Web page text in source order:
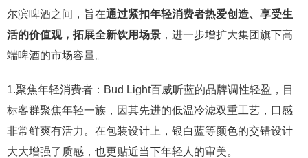
尔滨啤酒之间，旨在通过紧扣年轻消费者热爱创造、享受生
活的价值观，拓展全新饮用场景 ，进一步增扩大集团旗下高
端啤酒的市场容量。
1.聚焦年轻消费者：Bud Light百威昕蓝的品牌调性轻盈，目
标客群聚焦年轻一族，因其先进的低温冷滤双重工艺，口感
非常鲜爽有活力。在包装设计上，银白蓝等颜色的交错设计
大大增强了质感，也更贴近当下年轻人的审美。